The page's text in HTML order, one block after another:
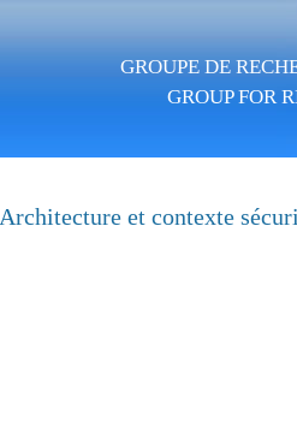
GROUPE DE
GROUP FOR
Architecture et contexte